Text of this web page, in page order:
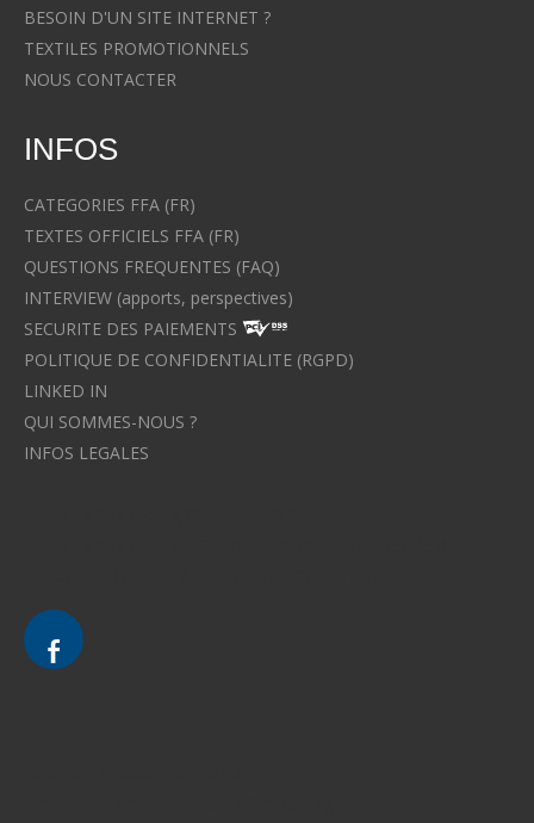
BESOIN D'UN SITE INTERNET ?
TEXTILES PROMOTIONNELS
NOUS CONTACTER
INFOS
CATEGORIES FFA (FR)
TEXTES OFFICIELS FFA (FR)
QUESTIONS FREQUENTES (FAQ)
INTERVIEW (apports, perspectives)
SECURITE DES PAIEMENTS
POLITIQUE DE CONFIDENTIALITE (RGPD)
LINKED IN
QUI SOMMES-NOUS ?
INFOS LEGALES